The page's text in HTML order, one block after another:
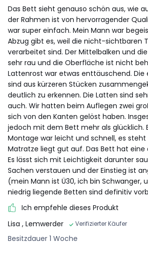
Das Bett sieht genauso schön aus, wie
der Rahmen ist von hervorragender
war super einfach. Mein Mann war
Abzug gibt es, weil die nicht-sichtbaren
verarbeitet sind. Der Mittelbalken und
sehr rau und die Oberfläche ist nicht
Lattenrost war etwas enttäuschend. Die
sind aus kürzeren Stücken
deutlich zu erkennen. Die Latten sind
auch. Wir hatten beim Auflegen zwei
sich von den Kanten gelöst haben.
jedoch mit dem Bett mehr als glücklich.
Montage war leicht und schnell, es steht
Matratze liegt gut auf. Das Bett hat eine
Es lässt sich mit Leichtigkeit darunter
Sachen verstauen und der Einstieg ist
(mein Mann ist Ü30, ich bin Schwanger,
niedrig liegende Betten sind definitiv
Ich empfehle dieses Produkt
Lisa , Lemwerder Verifizierter Käufer
Besitzdauer 1 Woche